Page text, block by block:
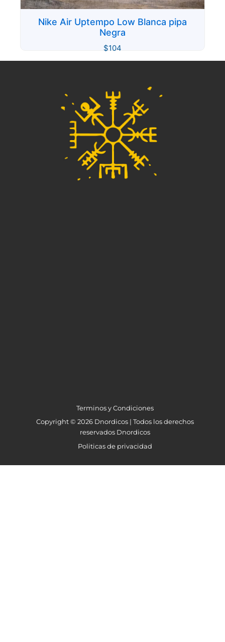
Nike Air Uptempo Low Blanca pipa
Negra
$104
Terminos y Condiciones
Copyright © 2026 Dnordicos | Todos los derechos
reservados Dnordicos
Politicas de privacidad